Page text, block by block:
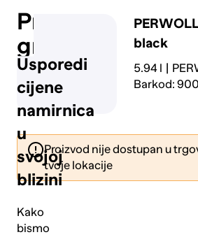
Usporedi
cijene
namirnica
u
svojoj
blizini
Kako
bismo
Prijavi
grešku
black
5.94 l
Barkod:
Proizvod nije dostupan u
tvoje lokacije